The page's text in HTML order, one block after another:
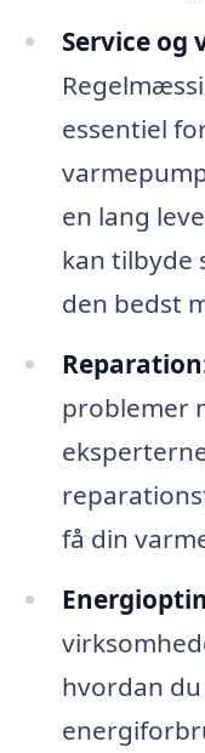
Service og
essentiel
en lang
kan tilbyde
den bedst
problemer
få din
hvordan